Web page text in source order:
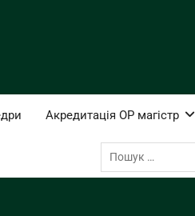
Акредитація ОР магістр
Пошук: